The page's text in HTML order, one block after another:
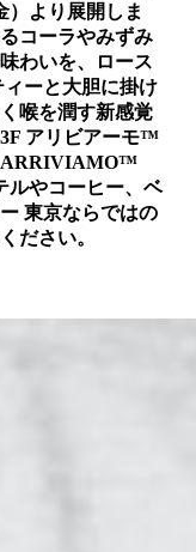
）より展開しま
コーラやみずみ
わいを、ロース
ーと大胆に掛け
喉を潤す新感覚
アリビアーモ™
ARRIVIAMO™
ルやコーヒー、ベ
東京ならではの
ださい。